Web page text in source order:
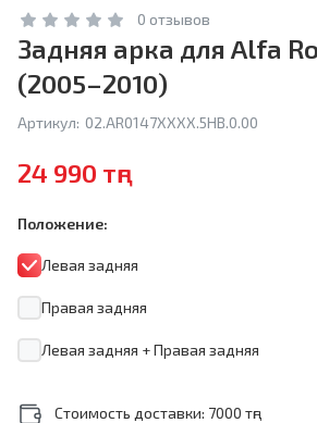
0 отзывов
Задняя арка для Alfa
(2005–2010)
Артикул: 02.AR0147XXXX.5HB.0.00
24 990 тңг
Положение:
Левая задняя
Правая задняя
Левая задняя + Правая задняя
Стоимость доставки: 7000 тңг